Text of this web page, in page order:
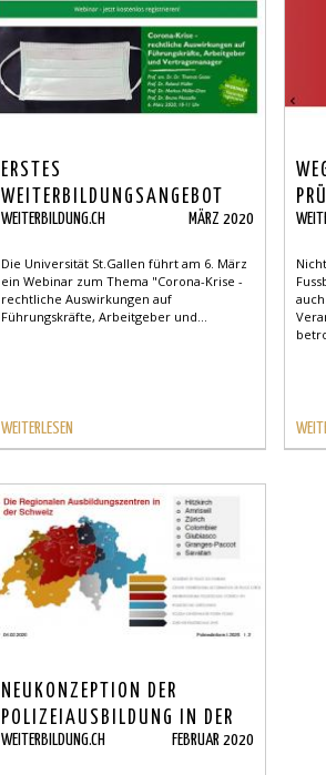
ERSTES
WEITERBILDUNGSANGEBOT
ZUM THEMA CORONAVIRUS
WEITERBILDUNG.CH MÄRZ 2020
Die Universität St.Gallen führt am 6. März
ein Webinar zum Thema "Corona-Krise -
rechtliche Auswirkungen auf
Führungskräfte, Arbeitgeber und...
WEITERLESEN
NEUKONZEPTION DER
POLIZEIAUSBILDUNG IN DER
SCHWEIZ UND BASEL-STADT
WEITERBILDUNG.CH FEBRUAR 2020